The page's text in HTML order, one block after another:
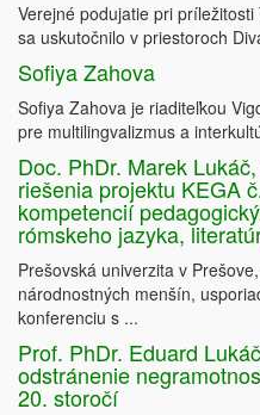
Verejné podujatie pri
sa uskutočnilo v priestoroch
Sofiya Zahova
Sofiya Zahova je riaditeľkou
pre multilingvalizmus a
Doc. PhDr. Marek
riešenia projektu KEGA
kompetencií
rómskeho jazyka,
Prešovská univerzita v
národnostných menšín,
konferenciu s ...
Prof. PhDr. Eduard
odstránenie
20. storočí